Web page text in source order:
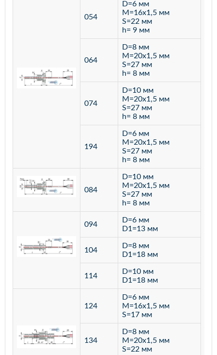
054
D=6 мм
M=16х1,5 мм
S=22 мм
h= 9 мм
064
D=8 мм
M=20х1,5 мм
S=27 мм
h= 8 мм
074
D=10 мм
M=20х1,5 мм
S=27 мм
h= 8 мм
194
D=6 мм
M=20х1,5 мм
S=27 мм
h= 8 мм
084
D=10 мм
M=20х1,5 мм
S=27 мм
h= 8 мм
094
D=6 мм
D1=13 мм
104
D=8 мм
D1=18 мм
114
D=10 мм
D1=18 мм
124
D=6 мм
M=16х1,5 мм
S=17 мм
134
D=8 мм
M=20х1,5 мм
S=22 мм